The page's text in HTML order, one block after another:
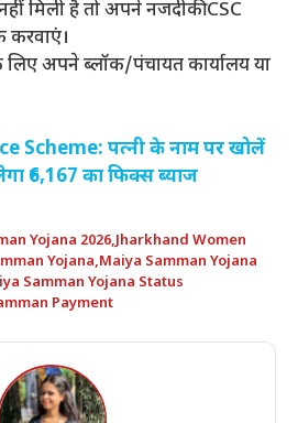
मिली है तो अपने नजदीकी CSC
करवाएं।
अपने ब्लॉक/पंचायत कार्यालय या
Scheme: पत्नी के नाम पर खोलें
₹6,167 का फिक्स ब्याज
Yojana 2026,Jharkhand Women
Yojana,Maiya Samman Yojana
Samman Yojana Status
Payment